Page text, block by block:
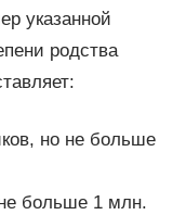
указанной
родства
но не больше
больше 1 млн.